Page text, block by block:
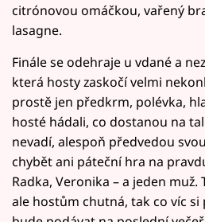
citrónovou omáčkou, vařený
lasagne.
Finále se odehraje u vdané a
která hosty zaskočí velmi
prostě jen předkrm, polévka,
hosté hádali, co dostanou na
nevadí, alespoň předvedou
chybět ani páteční hra na
Radka, Veronika – a jeden muž.
ale hostům chutná, tak co víc si